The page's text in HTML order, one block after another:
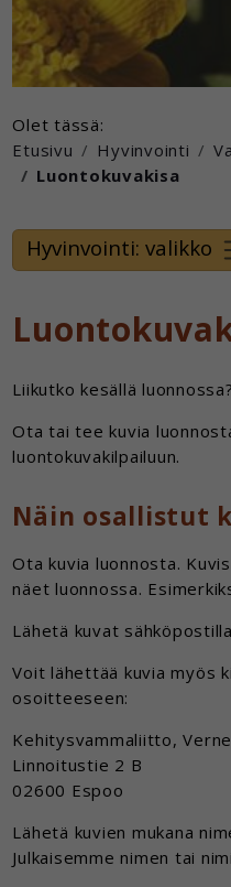
Olet tässä:
Etusivu
Hyvinvointi
Luontokuvakisa
Hyvinvointi: valikko
Liikutko kesällä luonnossa?
Ota tai tee kuvia
luontokuvakilpailuun.
Näin osallistut
Ota kuvia luonnosta.
näet luonnossa.
Lähetä kuvat
Voit lähettää kuvia myös
osoitteeseen:
Kehitysvammaliitto,
Linnoitustie 2 B
02600 Espoo
Lähetä kuvien mukana
Julkaisemme nimen tai